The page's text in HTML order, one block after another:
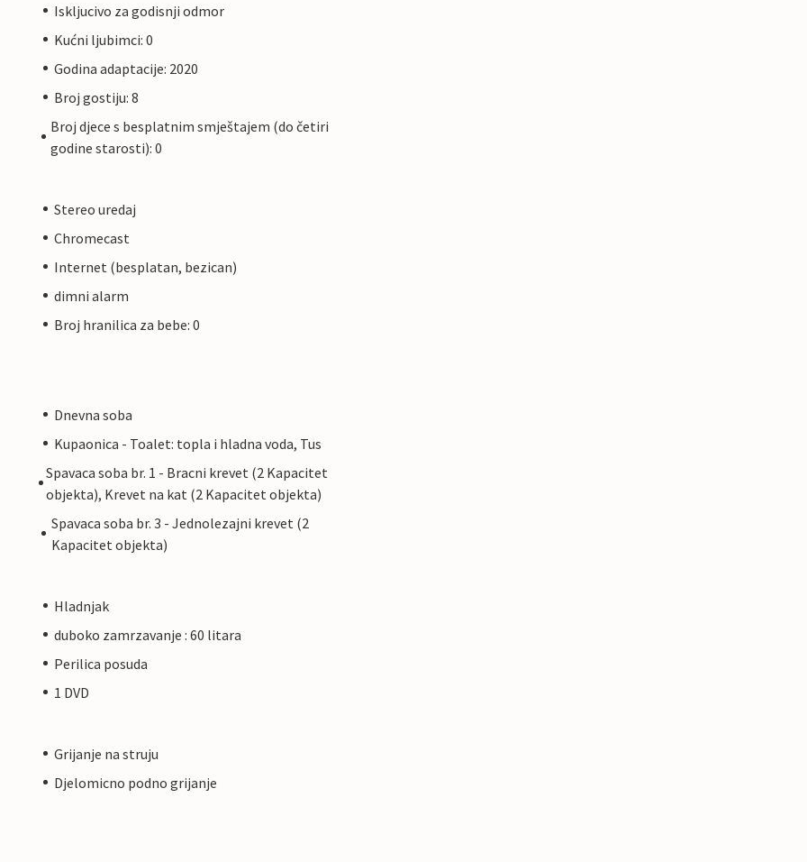
Iskljucivo za godisnji odmor
Kućni ljubimci: 0
Godina adaptacije: 2020
Broj gostiju: 8
Broj djece s besplatnim smještajem (do četiri
godine starosti): 0
Stereo uredaj
Chromecast
Internet (besplatan, bezican)
dimni alarm
Broj hranilica za bebe: 0
Dnevna soba
Kupaonica - Toalet: topla i hladna voda, Tus
Spavaca soba br. 1 - Bracni krevet (2 Kapacitet
objekta), Krevet na kat (2 Kapacitet objekta)
Spavaca soba br. 3 - Jednolezajni krevet (2
Kapacitet objekta)
Hladnjak
duboko zamrzavanje : 60 litara
Perilica posuda
1 DVD
Grijanje na struju
Djelomicno podno grijanje